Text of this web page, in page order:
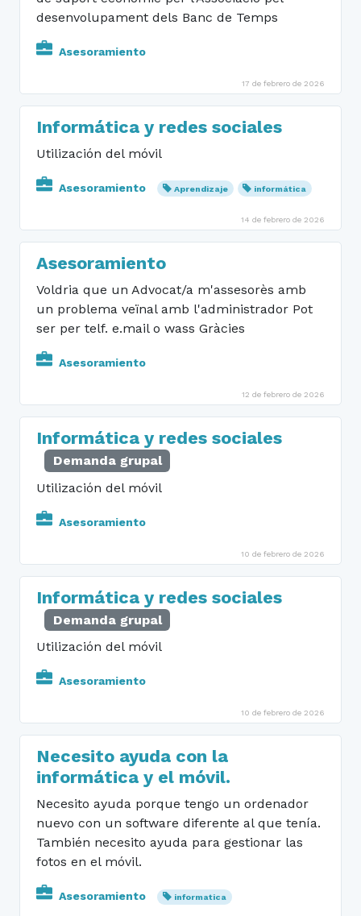
desenvolupament dels Banc de Temps
Asesoramiento
17 de febrero de 2026
Informática y redes sociales
Utilización del móvil
Asesoramiento Aprendizaje informática
14 de febrero de 2026
Asesoramiento
Voldria que un Advocat/a m'assesorès amb
un problema veïnal amb l'administrador Pot
ser per telf. e.mail o wass Gràcies
Asesoramiento
12 de febrero de 2026
Informática y redes sociales
Demanda grupal
Utilización del móvil
Asesoramiento
10 de febrero de 2026
Informática y redes sociales
Demanda grupal
Utilización del móvil
Asesoramiento
10 de febrero de 2026
Necesito ayuda con la
informática y el móvil.
Necesito ayuda porque tengo un ordenador
nuevo con un software diferente al que tenía.
También necesito ayuda para gestionar las
fotos en el móvil.
Asesoramiento informatica